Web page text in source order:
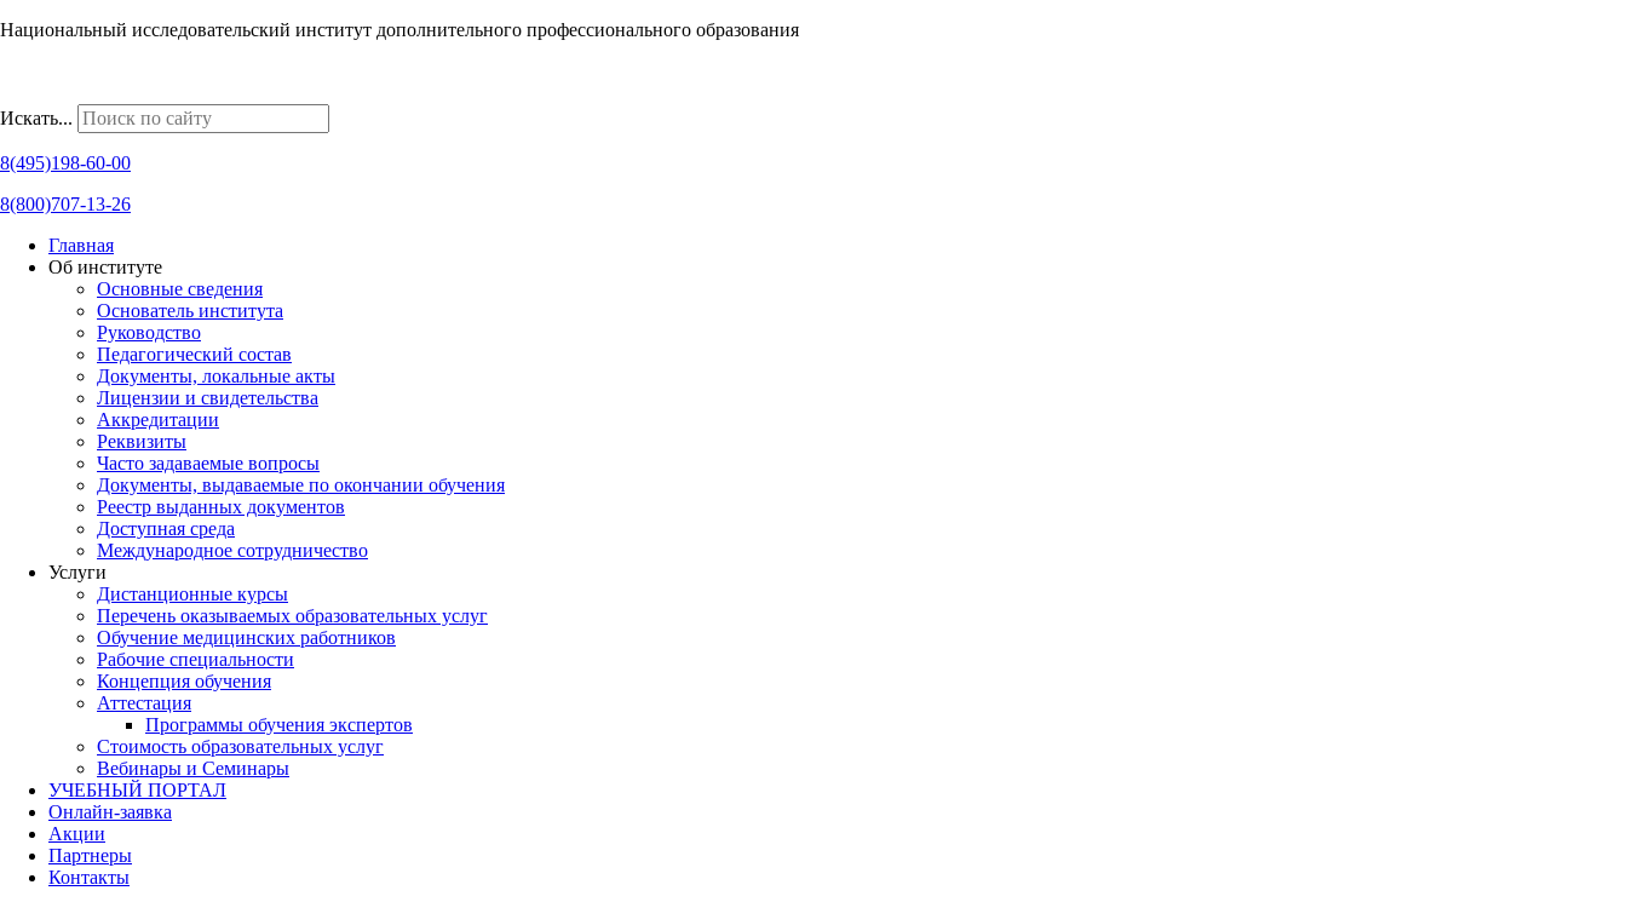
Национальный исследовательский институт дополнительного профессионального образования
Искать...
8(495)198-60-00
8(800)707-13-26
Главная
Об институте
Основные сведения
Основатель института
Руководство
Педагогический состав
Документы, локальные акты
Лицензии и свидетельства
Аккредитации
Реквизиты
Часто задаваемые вопросы
Документы, выдаваемые по окончании обучения
Реестр выданных документов
Доступная среда
Международное сотрудничество
Услуги
Дистанционные курсы
Перечень оказываемых образовательных услуг
Обучение медицинских работников
Рабочие специальности
Концепция обучения
Аттестация
Программы обучения экспертов
Стоимость образовательных услуг
Вебинары и Семинары
УЧЕБНЫЙ ПОРТАЛ
Онлайн-заявка
Акции
Партнеры
Контакты